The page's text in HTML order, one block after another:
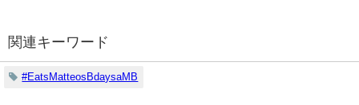
関連キーワード
#EatsMatteosBdaysaMB